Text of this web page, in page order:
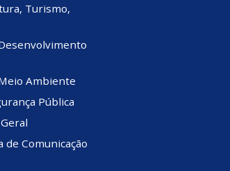
Turismo,
Ambiente
Pública
de Comunicação